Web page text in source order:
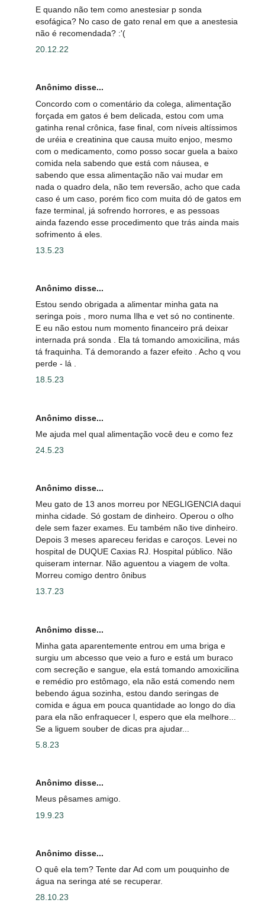
E quando não tem como anestesiar p sonda
esofágica? No caso de gato renal em que a anestesia
não é recomendada? :'(
20.12.22
Anônimo disse...
Concordo com o comentário da colega, alimentação
forçada em gatos é bem delicada, estou com uma
gatinha renal crônica, fase final, com níveis altíssimos
de uréia e creatinina que causa muito enjoo, mesmo
com o medicamento, como posso socar guela a baixo
comida nela sabendo que está com náusea, e
sabendo que essa alimentação não vai mudar em
nada o quadro dela, não tem reversão, acho que cada
caso é um caso, porém fico com muita dó de gatos em
faze terminal, já sofrendo horrores, e as pessoas
ainda fazendo esse procedimento que trás ainda mais
sofrimento á eles.
13.5.23
Anônimo disse...
Estou sendo obrigada a alimentar minha gata na
seringa pois , moro numa Ilha e vet só no continente.
E eu não estou num momento financeiro prá deixar
internada prá sonda . Ela tá tomando amoxicilina, más
tá fraquinha. Tá demorando a fazer efeito . Acho q vou
perde - lá .
18.5.23
Anônimo disse...
Me ajuda mel qual alimentação você deu e como fez
24.5.23
Anônimo disse...
Meu gato de 13 anos morreu por NEGLIGENCIA daqui
minha cidade. Só gostam de dinheiro. Operou o olho
dele sem fazer exames. Eu também não tive dinheiro.
Depois 3 meses apareceu feridas e caroços. Levei no
hospital de DUQUE Caxias RJ. Hospital público. Não
quiseram internar. Não aguentou a viagem de volta.
Morreu comigo dentro ônibus
13.7.23
Anônimo disse...
Minha gata aparentemente entrou em uma briga e
surgiu um abcesso que veio a furo e está um buraco
com secreção e sangue, ela está tomando amoxicilina
e remédio pro estômago, ela não está comendo nem
bebendo água sozinha, estou dando seringas de
comida e água em pouca quantidade ao longo do dia
para ela não enfraquecer l, espero que ela melhore...
Se a liguem souber de dicas pra ajudar...
5.8.23
Anônimo disse...
Meus pêsames amigo.
19.9.23
Anônimo disse...
O quê ela tem? Tente dar Ad com um pouquinho de
água na seringa até se recuperar.
28.10.23